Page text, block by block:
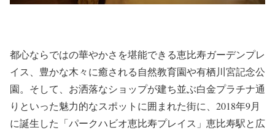
都心ならではの華やかさを堪能できる恵比寿ガーデンプレ
イス、豊かな木々に癒される自然教育園や有栖川宮記念公
園。そして、お洒落なショップが建ち並ぶ白金プラチナ通
りといった魅力的なスポットに囲まれた街に、2018年9月
に誕生した「パークハビオ恵比寿プレイス」恵比寿駅と広